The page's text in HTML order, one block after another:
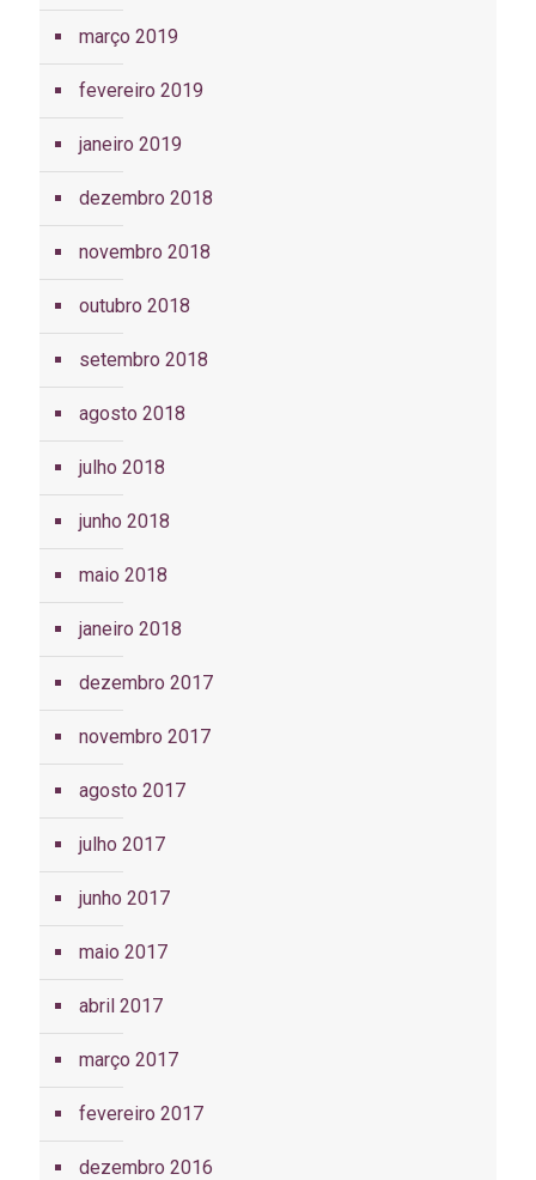
março 2019
fevereiro 2019
janeiro 2019
dezembro 2018
novembro 2018
outubro 2018
setembro 2018
agosto 2018
julho 2018
junho 2018
maio 2018
janeiro 2018
dezembro 2017
novembro 2017
agosto 2017
julho 2017
junho 2017
maio 2017
abril 2017
março 2017
fevereiro 2017
dezembro 2016